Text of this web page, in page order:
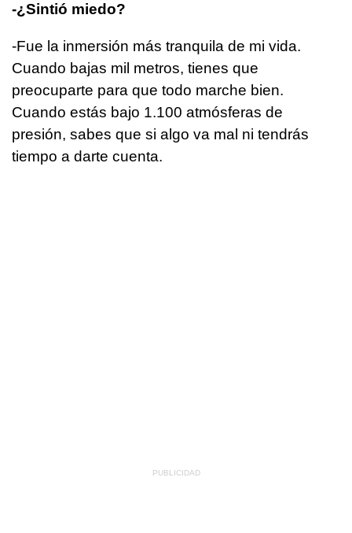
-¿Sintió miedo?
-Fue la inmersión más tranquila de mi vida.
Cuando bajas mil metros, tienes que
preocuparte para que todo marche bien.
Cuando estás bajo 1.100 atmósferas de
presión, sabes que si algo va mal ni tendrás
tiempo a darte cuenta.